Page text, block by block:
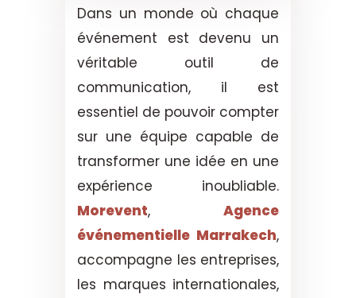
Dans un monde où chaque
événement est devenu un
véritable outil de
communication, il est
essentiel de pouvoir compter
sur une équipe capable de
transformer une idée en une
expérience inoubliable.
Morevent, Agence
événementielle Marrakech,
accompagne les entreprises,
les marques internationales,